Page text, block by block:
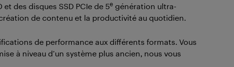
des disques SSD PCIe de 5e génération ultra-
de contenu et la productivité au quotidien.
de performance aux différents formats. Vous
à niveau d’un système plus ancien, nous vous